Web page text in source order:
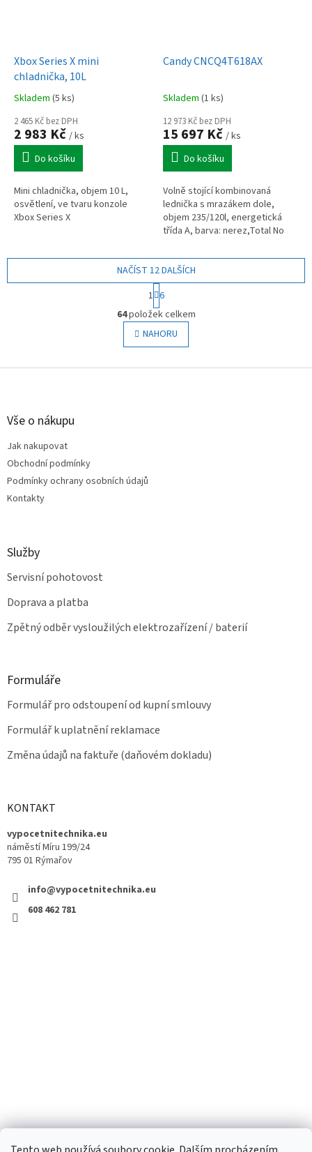
Xbox Series X mini
chladnička, 10L
Skladem (5 ks)
2 465 Kč bez DPH
2 983 Kč / ks
Do košíku
Mini chladnička, objem 10 L,
osvětlení, ve tvaru konzole
Xbox Series X
Candy CNCQ4T618AX
Skladem (1 ks)
12 973 Kč bez DPH
15 697 Kč / ks
Do košíku
Volně stojící kombinovaná
lednička s mrazákem dole,
objem 235/120l, energetická
třída A, barva: nerez,Total No
LED osvětlení, dotykové a...
O
v
l
á
NAČÍST 12 DALŠÍCH
S
t
r
á
n
k
v
1 6
64položek celkem
NAHORU
Z
Vše o nákupu
Jak nakupovat
Obchodní podmínky
Podmínky ochrany osobních údajů
Kontakty
Služby
Servisní pohotovost
Doprava a platba
Zpětný odběr vysloužilých elektrozařízení / baterií
Formuláře
Formulář pro odstoupení od kupní smlouvy
Formulář k uplatnění reklamace
Změna údajů na faktuře (daňovém dokladu)
KONTAKT
vypocetnitechnika.eu
náměstí Míru 199/24
795 01 Rýmařov
info@vypocetnitechnika.eu
608 462 781